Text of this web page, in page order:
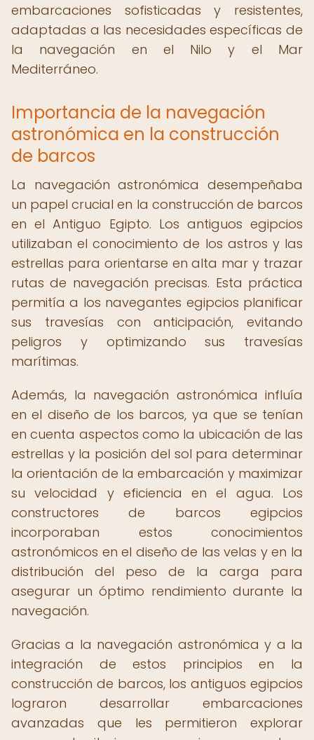
embarcaciones sofisticadas y resistentes,
adaptadas a las necesidades específicas de
la navegación en el Nilo y el Mar
Mediterráneo.
Importancia de la navegación
astronómica en la construcción
de barcos
La navegación astronómica desempeñaba
un papel crucial en la construcción de barcos
en el Antiguo Egipto. Los antiguos egipcios
utilizaban el conocimiento de los astros y las
estrellas para orientarse en alta mar y trazar
rutas de navegación precisas. Esta práctica
permitía a los navegantes egipcios planificar
sus travesías con anticipación, evitando
peligros y optimizando sus travesías
marítimas.
Además, la navegación astronómica influía
en el diseño de los barcos, ya que se tenían
en cuenta aspectos como la ubicación de las
estrellas y la posición del sol para determinar
la orientación de la embarcación y maximizar
su velocidad y eficiencia en el agua. Los
constructores de barcos egipcios
incorporaban estos conocimientos
astronómicos en el diseño de las velas y en la
distribución del peso de la carga para
asegurar un óptimo rendimiento durante la
navegación.
Gracias a la navegación astronómica y a la
integración de estos principios en la
construcción de barcos, los antiguos egipcios
lograron desarrollar embarcaciones
avanzadas que les permitieron explorar